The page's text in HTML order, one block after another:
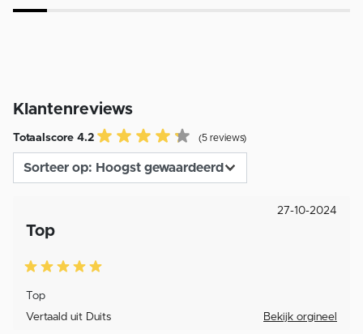
Klantenreviews
Totaalscore 4.2 (5 reviews)
Top
Top
27-10-2024
Vertaald uit Duits Bekijk orgineel